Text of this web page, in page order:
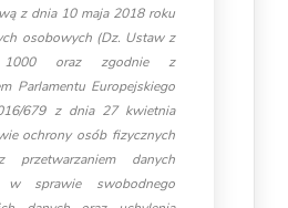
z dnia 10 maja 2018 roku
osobowych (Dz. Ustaw z
oraz zgodnie z
Parlamentu Europejskiego
679 z dnia 27 kwietnia
ochrony osób fizycznych
danych
sprawie swobodnego